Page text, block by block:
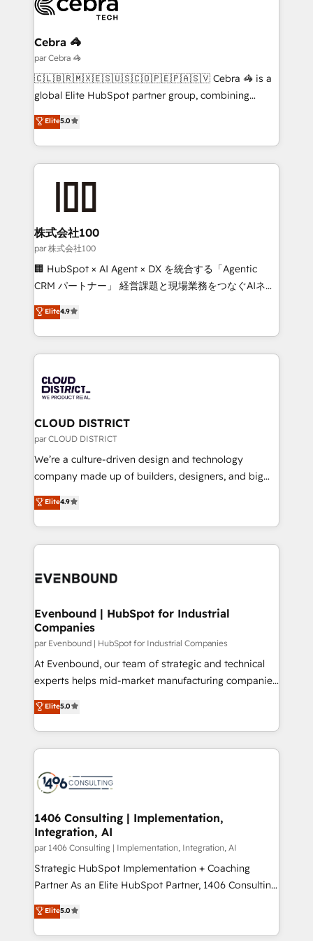
Implementation & Migration · Native & Custom
Reporting & Analytics · GTM Architecture · Sales &
Marketing Enablement If you’re ready to elevate
HubSpot from “just your CRM” to your growth
infrastructure—let’s talk.
Cebra 🦓
par Cebra 🦓
🇨🇱🇧🇷🇲🇽🇪🇸🇺🇸🇨🇴🇵🇪🇵🇦🇸🇻 Cebra 🦓 is a
global Elite HubSpot partner group, combining
technology, marketing and media expertise across
Latin America and Southern Europe, with teams
across 9 countries. Born in Chile, we combine local
insight with international reach to help businesses
grow. For over 12 years, we’ve delivered 500+
solutions that integrate CRM, AI automation, inbound
and loop marketing, content, and digital creativity.
Our multicultural team works in Spanish, Portuguese,
and English to design scalable strategies that drive
measurable growth. 🌎 Highlights: • 10+ years as a
Migration Excellence. • Top 3 Partner of the Year
LATAM 2022, 2023, 2024, 2025. • Partner of the Year
with HubSpot? Let Cebra’s experts help you grow
faster, smarter, and with impact.
Elite5.0
株式会社100
par 株式会社100
🏢 HubSpot × AI Agent × DX を統合する「Agentic
CRM パートナー」 経営課題と現場業務をつなぐAIネイ
ティブ・エージェンシーとして、HubSpot Eliteの実装
力で顧客フロント業務を再設計します。 💡 100inc は何
をする会社か？ HubSpotを共通基盤に、AIエージェン
トを組み込んだ顧客フロント業務（マーケティング・営
ィブ・エージェンシーです。事業部・グループ会社・部
門が分立する組織で、データと業務プロセスのサイロ化
を、CRMを軸とした全社共通基盤に再構築します。意
思決定者・PMO・現場担当者に並走します。 1️⃣
HubSpot導入・活用支援 顧客データの一元化から、
GTMの見える化・自動化まで。全Hub統合運用、デー
2️⃣ AIエージェント組織構築 営業・マーケティング業務
の一部をAIが自律実行する組織への移行を設計・実装。
DX × AI推進のPMO伴走支援 複数部門をまたぐDX×AI変
の統合・浸透・変革管理を実行します。 ▸ CMS戦略設
計・構築：リード獲得・CVR・SEOを前提にした情報設
提供。 ▸ 既存CRM・MAからの移行支援：Salesforce・
Marketo・Pardot等からの移行、カスタム設計、履歴
データ移行と活用設計まで。 ▸ AEO対応：ChatGPT・
か？ ✓ HubSpot Eliteパートナー認定 ✓ HubSpotアワ
ード受賞・HUGリーダー ✓ ISO27001:2022 /
ISO9001:2015 取得 ✓ 400社以上の導入実績 ✓
状整理の壁打ちなど、構想段階からお気軽にお問い合わ
せください。
Elite4.9
CLOUD DISTRICT
par CLOUD DISTRICT
We’re a culture-driven design and technology
company made up of builders, designers, and big
thinkers. We blend strategy, design, and
development—always fueled by curiosity—to turn
ideas, opportunities, and challenges into meaningful
experiences. To us, technology is more than just
and—most importantly—simple. That’s why we lean
products and strategies that actually make a
difference.
Elite4.9
Evenbound | HubSpot for Industrial
Companies
par Evenbound | HubSpot for Industrial Companies
At Evenbound, our team of strategic and technical
experts helps mid-market manufacturing companies
achieve real growth. We specialize in delivering
tailored solutions that drive results by leveraging
HubSpot’s platform and data to fuel success.
Technical Solutions: - HubSpot Technical Consulting -
Onboarding - Data Migration & Integrations -
Technical Audit & Optimization Strategic Solutions: -
Revenue Operations - Inbound Marketing -
Outbound Marketing - HubSpot CMS Website
Design & Development We empower our clients to
reach their full potential by providing transparent,
relationship-driven support. With over 300 HubSpot
technical know-how and strategic guidance you
need to succeed.
Elite5.0
1406 Consulting | Implementation,
Integration, AI
par 1406 Consulting | Implementation, Integration, AI
Strategic HubSpot Implementation + Coaching
Partner As an Elite HubSpot Partner, 1406 Consulting
helps mid-market revenue teams transform how
they sell, market, and serve. We don't just build your
HubSpot—we teach your team to own it, then stay
Elite5.0